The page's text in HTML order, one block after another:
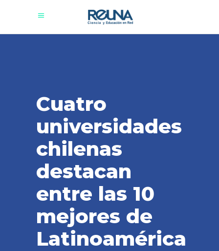
Cuatro
universidades
chilenas
destacan
entre las 10
mejores de
Latinoamérica